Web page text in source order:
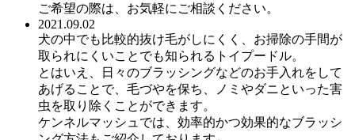
ご希望の際は、お気軽にご相談ください。
2021.09.02
犬の中でも比較的抜け毛がしにくく、お掃除の手間が
取られにくいことでも知られるトイプードル。
とはいえ、日々のブラッシングなどのお手入れをして
あげることで、毛づやを保ち、ノミやダニといった害
虫を取り除くことができます。
ケンネルマッシュでは、効率的かつ効果的なブラッシ